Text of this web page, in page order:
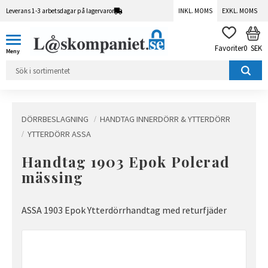
Leverans 1-3 arbetsdagar på lagervaror INKL. MOMS EXKL. MOMS
FAVORITER
0 SEK
DÖRRBESLAGNING
HANDTAG INNERDÖRR & YTTERDÖRR
YTTERDÖRR ASSA
Handtag 1903 Epok Polerad
mässing
ASSA 1903 Epok Ytterdörrhandtag med returfjäder